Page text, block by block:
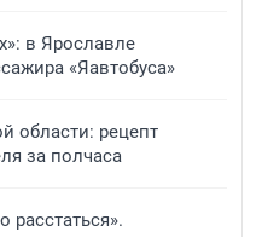
в Ярославле
«Яавтобуса»
области: рецепт
за полчаса
расстаться».